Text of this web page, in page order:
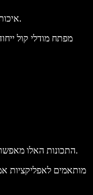
איכות הקול תלויה בתכנון המודל ובבדיקות לפרודקשן.
התכונות האלו מאפשרות ליישם יכולות קול עקביות לשימושים מגוונים.